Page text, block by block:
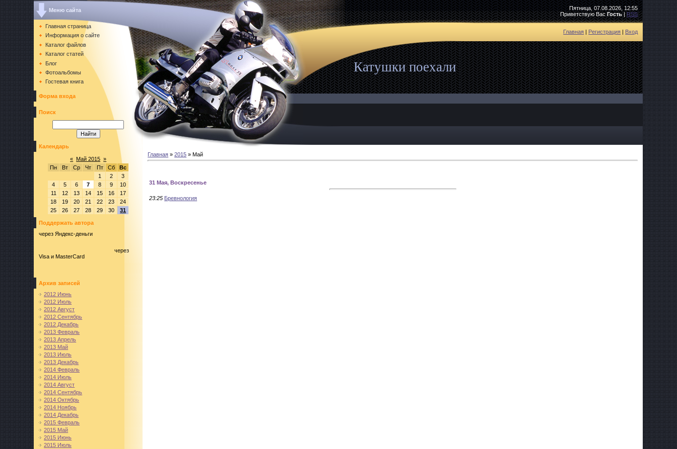
Меню сайта
Главная страница
Информация о сайте
Каталог файлов
Каталог статей
Блог
Фотоальбомы
Гостевая книга
Форма входа
Поиск
Календарь
« Май 2015 »
Пн
Вт Ср Чт Пт Сб
Вс
1
2
3
4
5 6 7 8 9
10
11
12 13 14 15 16
17
18
19 20 21 22 23
24
25
26 27 28 29 30 31
Поддержать автора
через Яндекс-деньги
через
Visa и MasterCard
Архив записей
2012 Июнь
2012 Июль
2012 Август
2012 Сентябрь
2012 Декабрь
2013 Февраль
2013 Апрель
2013 Май
2013 Июль
2013 Декабрь
2014 Февраль
2014 Июль
2014 Август
2014 Сентябрь
2014 Октябрь
2014 Ноябрь
2014 Декабрь
2015 Февраль
2015 Май
2015 Июнь
2015 Июль
Пятница, 07.08.2026, 12:55
Приветствую Вас Гость|RSS
Главная | Регистрация | Вход
Катушки поехали
Главная »2015 » Май
31 Мая, Воскресенье
23:25 Бревнология